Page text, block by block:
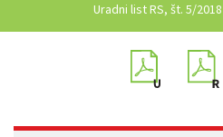
Uradni list RS, št. 5/